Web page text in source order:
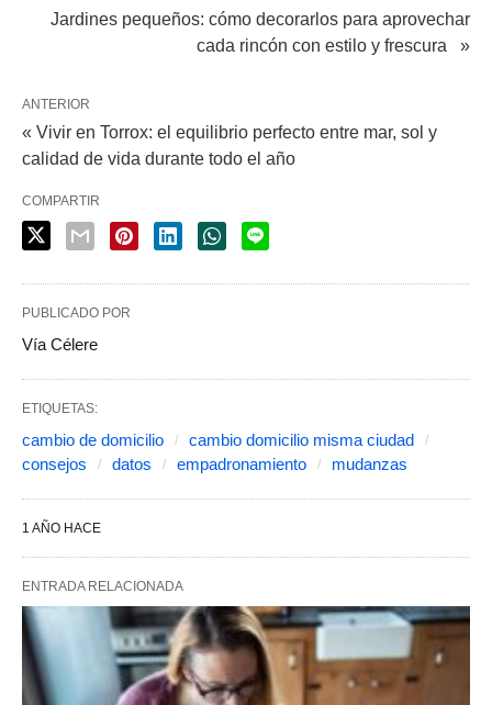
Jardines pequeños: cómo decorarlos para aprovechar
cada rincón con estilo y frescura »
ANTERIOR
« Vivir en Torrox: el equilibrio perfecto entre mar, sol y
calidad de vida durante todo el año
COMPARTIR
PUBLICADO POR
Vía Célere
ETIQUETAS:
cambio de domicilio
cambio domicilio misma ciudad
consejos
datos empadronamiento mudanzas
1 AÑO HACE
ENTRADA RELACIONADA